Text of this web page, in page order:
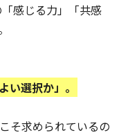
感じる力」「共感
い選択か」。
そ求められているの